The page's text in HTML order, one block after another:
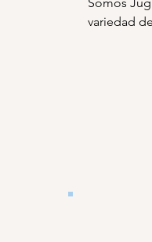
variedad